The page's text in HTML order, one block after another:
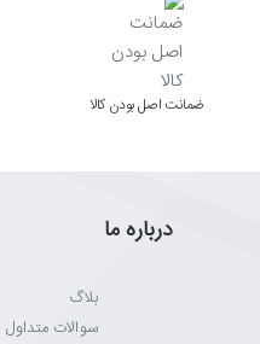
ﺿﻤﺎﻧﺖ اﺻﻞ ﺑﻮدن ﮐﺎﻟﺎ
درباره ما
بلاگ
سوالات متداول